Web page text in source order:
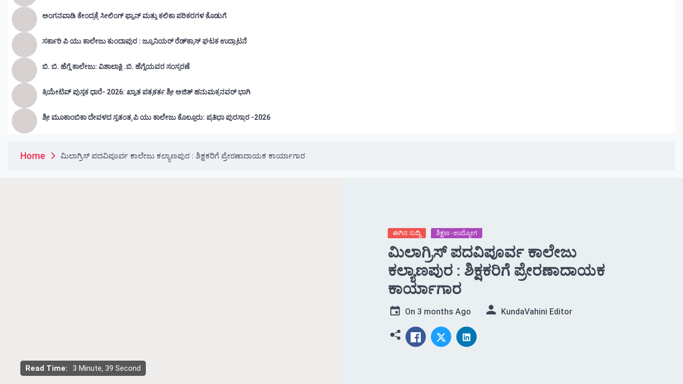
ಅಂಗನವಾಡಿ ಕೇಂದ್ರಕ್ಕೆ ಸೀಲಿಂಗ್ ಫ್ಯಾನ್ ಮತ್ತು ಕಲಿಕಾ ಪರಿಕರಗಳ ಕೊಡುಗೆ
ಸರ್ಕಾರಿ ಪಿ ಯು ಕಾಲೇಜು ಕುಂದಾಪುರ : ಜ್ಯೂನಿಯರ್‌ ರೆಡ್‌ಕ್ರಾಸ್‌ ಘಟಕ ಉದ್ಘಾಟನೆ
ಬಿ. ಬಿ. ಹೆಗ್ಡೆ ಕಾಲೇಜು: ವಿಶಾಲಾಕ್ಷಿ .ಬಿ. ಹೆಗ್ಡೆಯವರ ಸಂಸ್ಮರಣೆ
ಕ್ರಿಯೇಟಿವ್ ಪುಸ್ತಕ ಧಾರೆ- 2026: ಖ್ಯಾತ ಪತ್ರಕರ್ತ ಶ್ರೀ ಅಜಿತ್ ಹನುಮಕ್ಕನವರ್ ಭಾಗಿ
ಶ್ರೀ ಮೂಕಾಂಬಿಕಾ ದೇವಳದ ಸ್ವತಂತ್ರ ಪಿ ಯು ಕಾಲೇಜು ಕೊಲ್ಲೂರು: ಪ್ರತಿಭಾ ಪುರಸ್ಕಾರ -2026
Home ಮಿಲಾಗ್ರಿಸ್ ಪದವಿಪೂರ್ವ ಕಾಲೇಜು ಕಲ್ಯಾಣಪುರ : ಶಿಕ್ಷಕರಿಗೆ ಪ್ರೇರಣಾದಾಯಕ ಕಾರ್ಯಾಗಾರ
Read Time: 3 Minute, 39 Second
ಈಗಿನ ಸುದ್ದಿ ಶಿಕ್ಷಣ -ಉದ್ಯೋಗ
ಮಿಲಾಗ್ರಿಸ್ ಪದವಿಪೂರ್ವ ಕಾಲೇಜು
ಕಲ್ಯಾಣಪುರ : ಶಿಕ್ಷಕರಿಗೆ ಪ್ರೇರಣಾದಾಯಕ
ಕಾರ್ಯಾಗಾರ
On 3 months Ago KundaVahini Editor